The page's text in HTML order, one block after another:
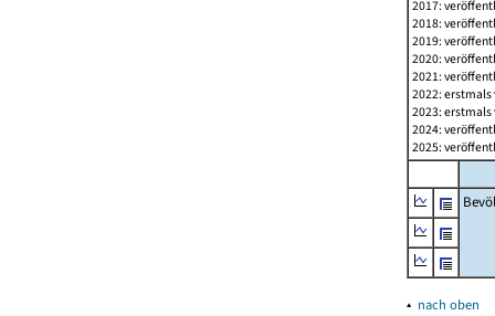
2017:
2018:
2019:
2020:
2021:
2022:
2023:
2024:
2025:
▴ nach oben